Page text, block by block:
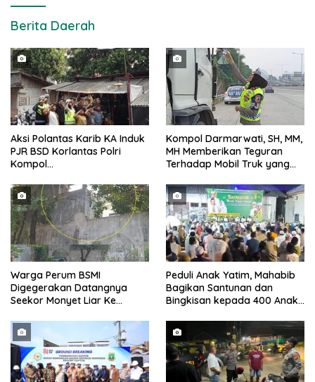
Berita Daerah
Aksi Polantas Karib KA Induk
PJR BSD Korlantas Polri
Kompol
bersama Personilnya
Membagikan Bendera Merah
Putih Berserta Tiangnya
Kompol Darmarwati, SH, MM,
MH Memberikan Teguran
Terhadap Mobil Truk yang
Tanggerang Kota
Warga Perum BSMI
Digegerakan Datangnya
Seekor Monyet Liar Ke
Peduli Anak Yatim, Mahabib
Bagikan Santunan dan
Bingkisan kepada 400 Anak